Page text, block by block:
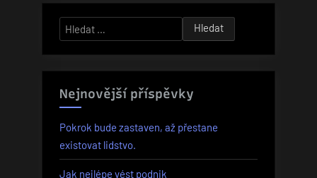
příspěvek
Vyhledávání
Nejnovější příspěvky
Pokrok bude zastaven, až přestane
existovat lidstvo.
Jak nejlépe vést podnik